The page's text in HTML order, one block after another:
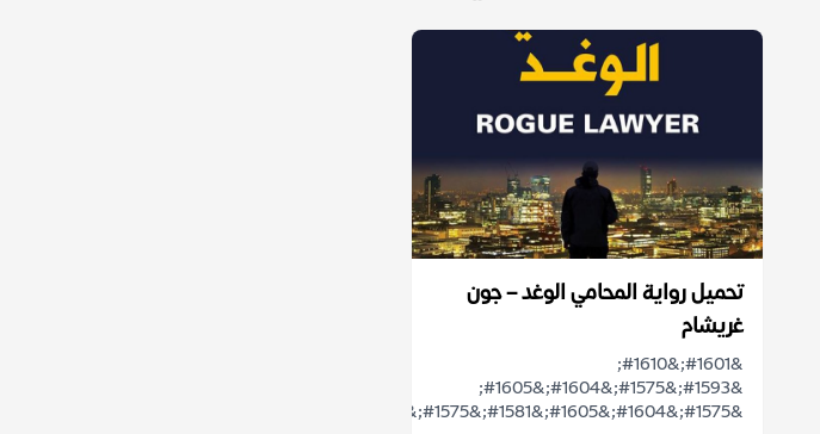
تحميل رواية المحامي الوغد – جون
غريشام
&#1601;&#1610;
&#1593;&#1575;&#1604;&#1605;
&#1575;&#1604;&#1605;&#1581;&#1575;&...